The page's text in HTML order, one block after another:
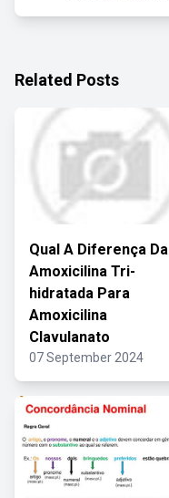
Related Posts
Qual A Diferença Da
Amoxicilina Tri-
hidratada Para
Amoxicilina
Clavulanato
07 September 2024